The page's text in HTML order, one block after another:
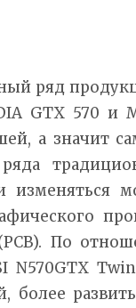
ряд
GTX 570 и
а значит
По
N570GTX